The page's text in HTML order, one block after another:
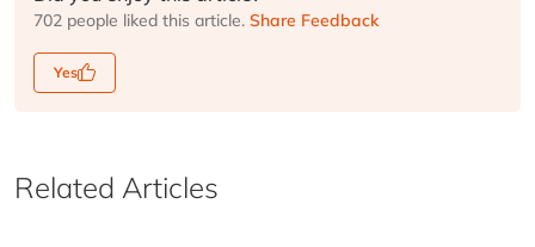
702 people liked this article. Share Feedback
Yes
Related Articles